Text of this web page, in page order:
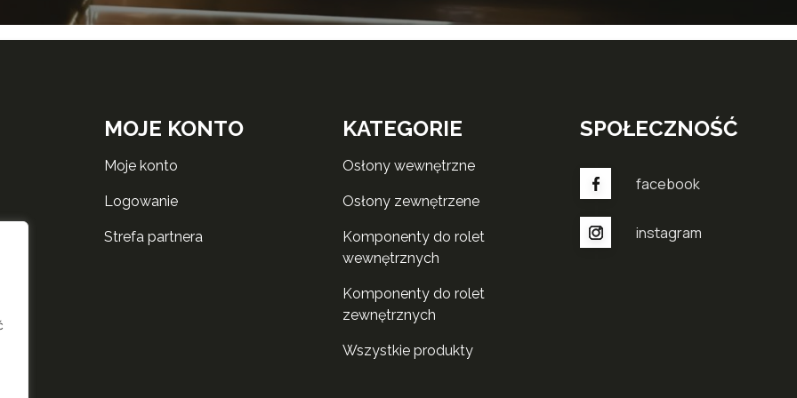
MOJE KONTO
moje konto
logowanie
strefa partnera
KATEGORIE
osłony wewnętrzne
osłony zewnętrzene
komponenty do rolet
wewnętrznych
komponenty do rolet
zewnętrznych
wszystkie produkty
SPOŁECZNOŚĆ
facebook
instagram